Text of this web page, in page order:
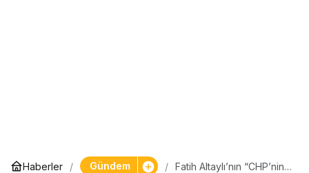
Haberler Gündem
Fatih Altaylı’nın “CHP’nin